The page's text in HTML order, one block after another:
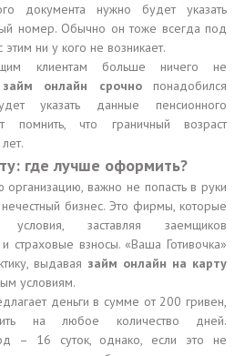
документа нужно будет указать
номер. Обычно он тоже всегда под
ни у кого не возникает.
клиентам больше ничего не
займ онлайн срочнопонадобился
указать данные пенсионного
помнить, что граничный возраст
где лучше оформить?
важно не попасть в руки
нечестный бизнес. Это фирмы, которые
заставляя заемщиков
страховые взносы. «Ваша Готивочка»
выдавая займ онлайн на карту
условиям.
деньги в сумме от 200 гривен,
на любое количество дней.
– 16 суток, однако, если это не